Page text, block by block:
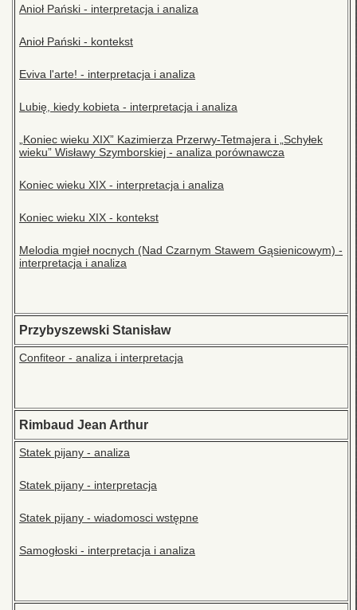
Anioł Pański - interpretacja i analiza
Anioł Pański - kontekst
Eviva l'arte! - interpretacja i analiza
Lubię, kiedy kobieta - interpretacja i analiza
„Koniec wieku XIX” Kazimierza Przerwy-Tetmajera i „Schyłek
wieku” Wisławy Szymborskiej - analiza porównawcza
Koniec wieku XIX - interpretacja i analiza
Koniec wieku XIX - kontekst
Melodia mgieł nocnych (Nad Czarnym Stawem Gąsienicowym) -
interpretacja i analiza
Przybyszewski Stanisław
Confiteor - analiza i interpretacja
Rimbaud Jean Arthur
Statek pijany - analiza
Statek pijany - interpretacja
Statek pijany - wiadomosci wstępne
Samogłoski - interpretacja i analiza